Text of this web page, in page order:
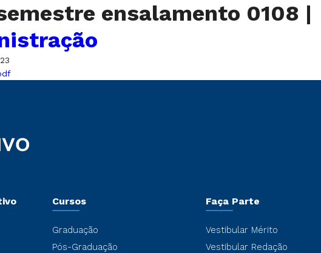
ensalamento 0108 |
Cursos
Graduação
Pós-Graduação
Faça Parte
Vestibular Mérito
Vestibular Redação